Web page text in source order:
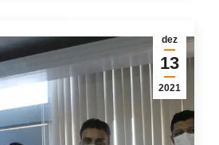
dez
13
2021